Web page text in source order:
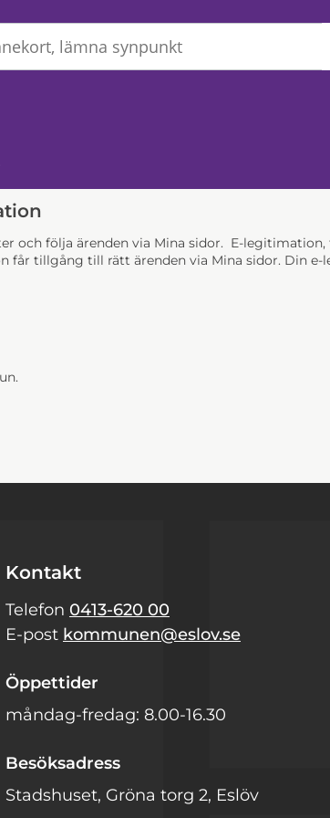
följa ärenden via Mina sidor. E-
får tillgång till rätt ärenden via Mina sidor. Din
Kontakt
Telefon 0413-620 00
E-post kommunen@eslov.se
Öppettider
måndag-fredag: 8.00-16.30
Besöksadress
Stadshuset, Gröna torg 2, Eslöv